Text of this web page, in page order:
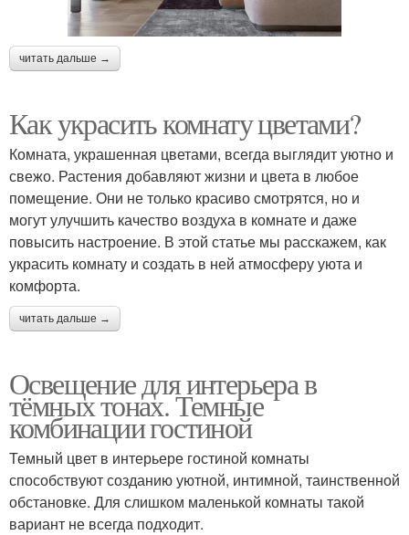
читать дальше →
Как украсить комнату цветами?
Комната, украшенная цветами, всегда выглядит уютно и
свежо. Растения добавляют жизни и цвета в любое
помещение. Они не только красиво смотрятся, но и
могут улучшить качество воздуха в комнате и даже
повысить настроение. В этой статье мы расскажем, как
украсить комнату и создать в ней атмосферу уюта и
комфорта.
читать дальше →
Освещение для интерьера в
тёмных тонах. Темные
комбинации гостиной
Темный цвет в интерьере гостиной комнаты
способствуют созданию уютной, интимной, таинственной
обстановке. Для слишком маленькой комнаты такой
вариант не всегда подходит.